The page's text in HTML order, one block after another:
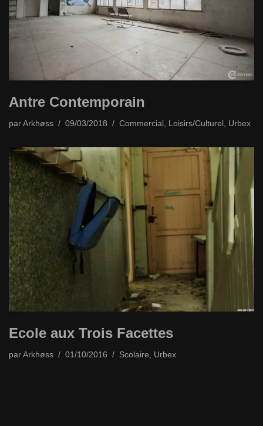
Antre Contemporain
par Arkhøss 09/03/2018 Commercial Loisirs/Culturel Urbex
Ecole aux Trois Facettes
par Arkhøss 01/10/2016 Scolaire Urbex